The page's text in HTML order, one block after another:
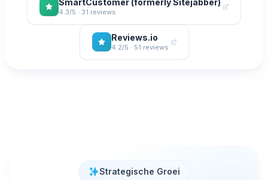
4.3/5 · 31 reviews
Reviews.io
4.2/5 · 51 reviews
Strategische Groei